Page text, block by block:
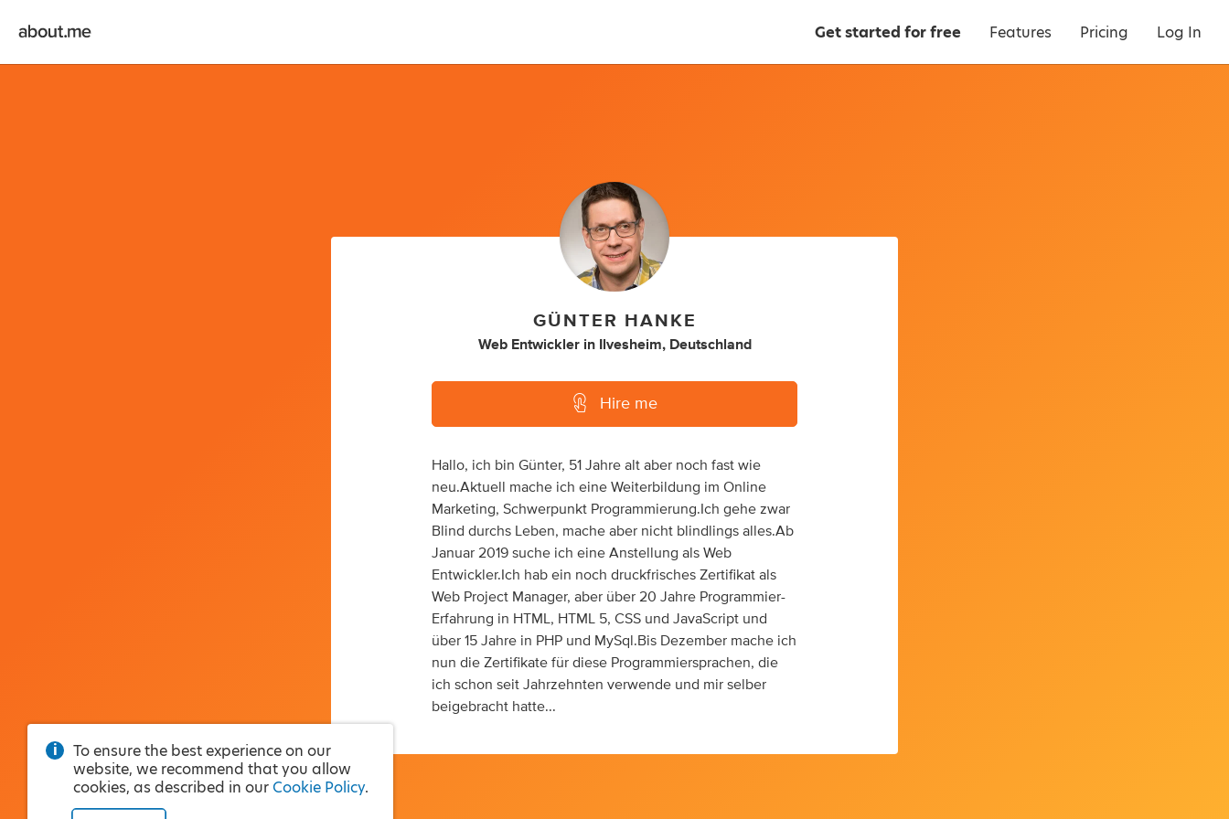
Get started for free Features Pricing Log In
GÜNTER HANKE
Web Entwickler in Ilvesheim, Deutschland
Hire me
Hallo, ich bin Günter, 51 Jahre alt aber noch fast wie
neu.Aktuell mache ich eine Weiterbildung im Online
Marketing, Schwerpunkt Programmierung.Ich gehe zwar
Blind durchs Leben, mache aber nicht blindlings alles.Ab
Januar 2019 suche ich eine Anstellung als Web
Entwickler.Ich hab ein noch druckfrisches Zertifikat als
Web Project Manager, aber über 20 Jahre Programmier-
Erfahrung in HTML, HTML 5, CSS und JavaScript und
über 15 Jahre in PHP und MySql.Bis Dezember mache ich
nun die Zertifikate für diese Programmiersprachen, die
ich schon seit Jahrzehnten verwende und mir selber
beigebracht hatte...
To ensure the best experience on our
website, we recommend that you allow
cookies, as described in our Cookie Policy.